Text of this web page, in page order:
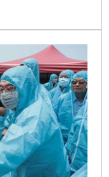
」，免費、限
疫病從源頭擴